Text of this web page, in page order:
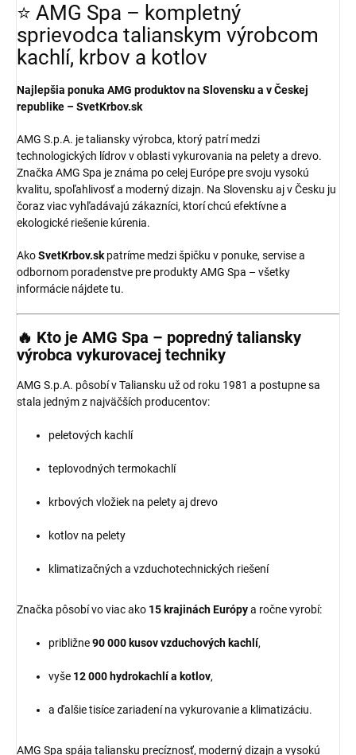
⭐ AMG Spa – kompletný
sprievodca talianskym výrobcom
kachlí, krbov a kotlov
Najlepšia ponuka AMG produktov na Slovensku a v Českej
republike – SvetKrbov.sk
AMG S.p.A. je taliansky výrobca, ktorý patrí medzi
technologických lídrov v oblasti vykurovania na pelety a drevo.
Značka AMG Spa je známa po celej Európe pre svoju vysokú
kvalitu, spoľahlivosť a moderný dizajn. Na Slovensku aj v Česku ju
čoraz viac vyhľadávajú zákazníci, ktorí chcú efektívne a
ekologické riešenie kúrenia.
AkoSvetKrbov.skpatríme medzi špičku v ponuke, servise a
odbornom poradenstve pre produkty AMG Spa – všetky
informácie nájdete tu.
🔥 Kto je AMG Spa – popredný taliansky
výrobca vykurovacej techniky
AMG S.p.A. pôsobí v Taliansku už od roku 1981 a postupne sa
stala jedným z najväčších producentov:
peletových kachlí
teplovodných termokachlí
krbových vložiek na pelety aj drevo
kotlov na pelety
klimatizačných a vzduchotechnických riešení
Značka pôsobí vo viac ako 15 krajinách Európya ročne vyrobí:
približne90 000 kusov vzduchových kachlí,
vyše 12 000 hydrokachlí a kotlov,
a ďalšie tisíce zariadení na vykurovanie a klimatizáciu.
AMG Spa spája taliansku precíznosť, moderný dizajn a vysokú